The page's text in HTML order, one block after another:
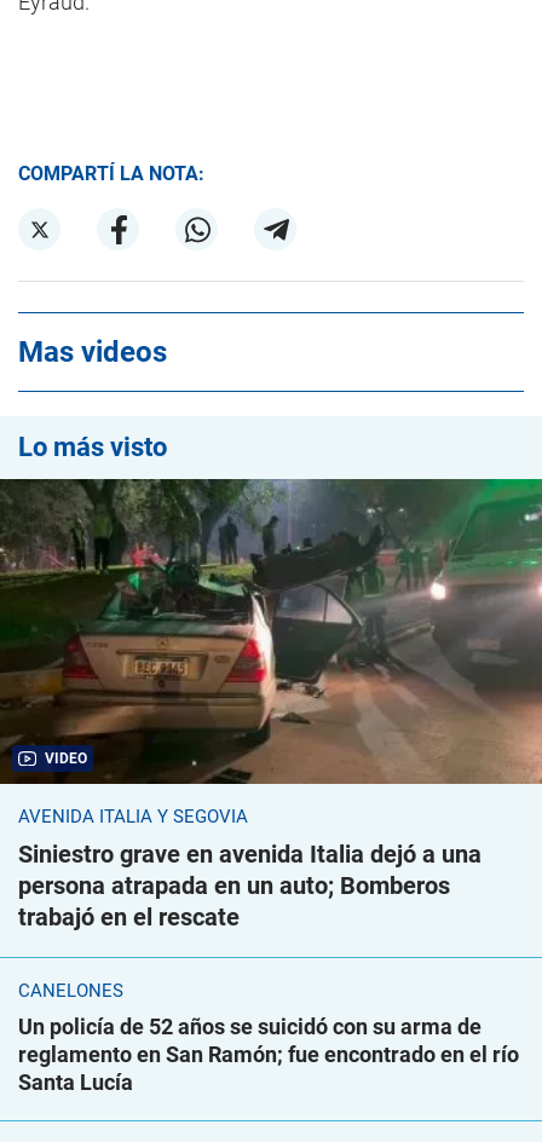
COMPARTÍ LA NOTA:
Mas videos
Lo más visto
VIDEO
AVENIDA ITALIA Y SEGOVIA
Siniestro grave en avenida Italia dejó a una
persona atrapada en un auto; Bomberos
trabajó en el rescate
CANELONES
Un policía de 52 años se suicidó con su arma de
reglamento en San Ramón; fue encontrado en el río
Santa Lucía